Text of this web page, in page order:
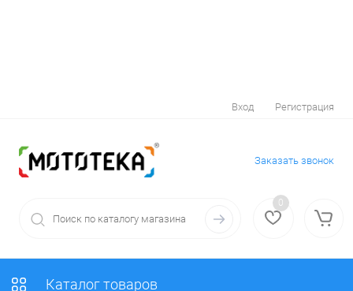
Вход Регистрация
Заказать звонок
0
Каталог товаров